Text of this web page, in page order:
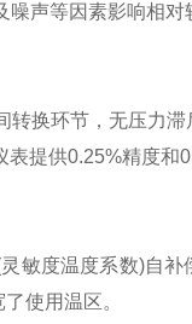
声等因素影响相
换环节，无压力滞
提供0.25%精度和
敏度温度系数)自补
使用温区。